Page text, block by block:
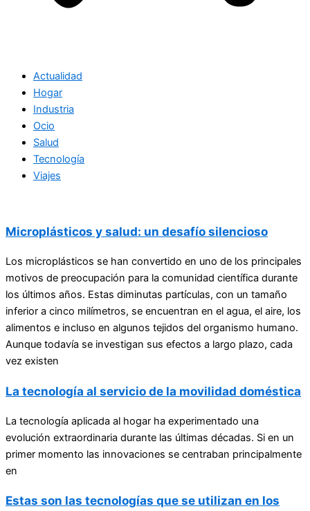
Actualidad
Hogar
Industria
Ocio
Salud
Tecnología
Viajes
Microplásticos y salud: un desafío silencioso
Los microplásticos se han convertido en uno de los principales
motivos de preocupación para la comunidad científica durante
los últimos años. Estas diminutas partículas, con un tamaño
inferior a cinco milímetros, se encuentran en el agua, el aire, los
alimentos e incluso en algunos tejidos del organismo humano.
Aunque todavía se investigan sus efectos a largo plazo, cada
vez existen
La tecnología al servicio de la movilidad doméstica
La tecnología aplicada al hogar ha experimentado una
evolución extraordinaria durante las últimas décadas. Si en un
primer momento las innovaciones se centraban principalmente
en
Estas son las tecnologías que se utilizan en los